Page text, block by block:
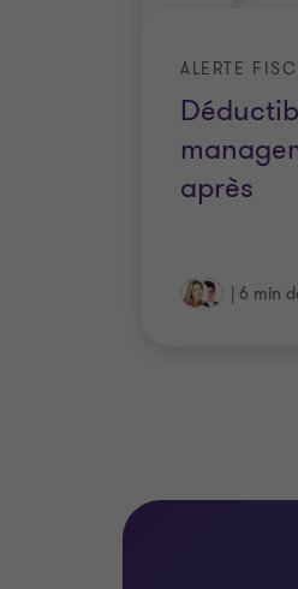
après
ALERTE
| 6 min